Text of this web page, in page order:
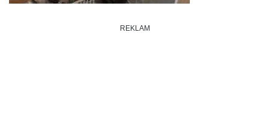
REKLAM